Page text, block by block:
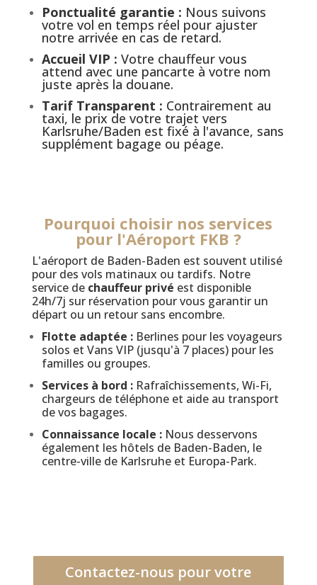
Ponctualité garantie : Nous suivons
votre vol en temps réel pour ajuster
notre arrivée en cas de retard.
Accueil VIP : Votre chauffeur vous
attend avec une pancarte à votre nom
juste après la douane.
Tarif Transparent : Contrairement au
taxi, le prix de votre trajet vers
Karlsruhe/Baden est fixé à l'avance, sans
supplément bagage ou péage.
Pourquoi choisir nos services
pour l'Aéroport FKB ?
L'aéroport de Baden-Baden est souvent utilisé
pour des vols matinaux ou tardifs. Notre
service de chauffeur privé est disponible
24h/7j sur réservation pour vous garantir un
départ ou un retour sans encombre.
Flotte adaptée :Berlines pour les voyageurs
solos et Vans VIP (jusqu'à 7 places) pour les
familles ou groupes.
Services à bord :Rafraîchissements, Wi-Fi,
chargeurs de téléphone et aide au transport
de vos bagages.
Connaissance locale :Nous desservons
également les hôtels de Baden-Baden, le
centre-ville de Karlsruhe et Europa-Park.
Contactez-nous pour votre